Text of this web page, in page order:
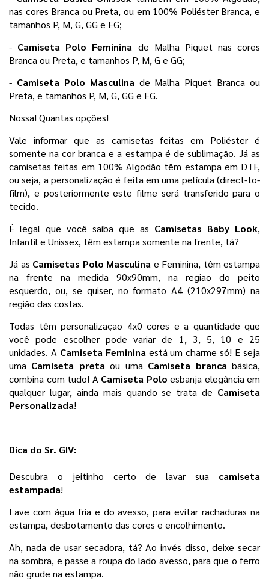
nas cores Branca ou Preta, ou em 100% Poliéster Branca, e
tamanhos P, M, G, GG e EG;
- Camiseta Polo Feminina de Malha Piquet nas cores
Branca ou Preta, e tamanhos P, M, G e GG;
- Camiseta Polo Masculina de Malha Piquet Branca ou
Preta, e tamanhos P, M, G, GG e EG.
Nossa! Quantas opções!
Vale informar que as camisetas feitas em Poliéster é
somente na cor branca e a estampa é de sublimação. Já as
camisetas feitas em 100% Algodão têm estampa em DTF,
ou seja, a personalização é feita em uma película (direct-to-
film), e posteriormente este filme será transferido para o
tecido.
É legal que você saiba que as Camisetas Baby Look,
Infantil e Unissex, têm estampa somente na frente, tá?
Já as Camisetas Polo Masculina e Feminina, têm estampa
na frente na medida 90x90mm, na região do peito
esquerdo, ou, se quiser, no formato A4 (210x297mm) na
região das costas.
Todas têm personalização 4x0 cores e a quantidade que
você pode escolher pode variar de 1, 3, 5, 10 e 25
unidades. A Camiseta Feminina está um charme só! E seja
uma Camiseta preta ou uma Camiseta branca básica,
combina com tudo! A Camiseta Polo esbanja elegância em
qualquer lugar, ainda mais quando se trata de Camiseta
Personalizada!
Dica do Sr. GIV:
Descubra o jeitinho certo de lavar sua camiseta
estampada!
Lave com água fria e do avesso, para evitar rachaduras na
estampa, desbotamento das cores e encolhimento.
Ah, nada de usar secadora, tá? Ao invés disso, deixe secar
na sombra, e passe a roupa do lado avesso, para que o ferro
não grude na estampa.